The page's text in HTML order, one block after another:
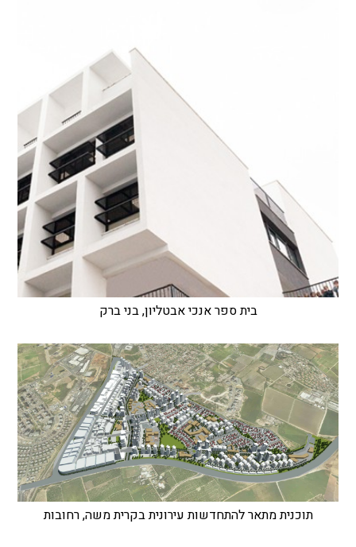
בית ספר אנכי אבטליון, בני ברק
תוכנית מתאר להתחדשות עירונית בקרית משה, רחובות